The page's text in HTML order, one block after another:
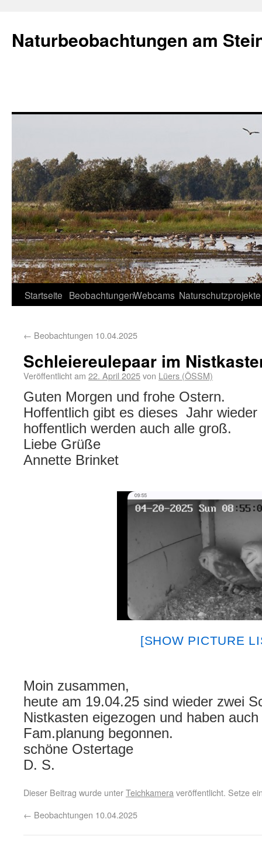
Naturbeobachtungen am
Startseite BeobachtungenWebcams Naturschutzprojekte
← Beobachtungen 10.04.2025
Schleiereulepaar im
Veröffentlicht am 22. April 2025von Lüers (ÖSSM)
Guten Morgen und frohe Ostern.
Hoffentlich gibt es dieses Jahr wieder
hoffentlich werden auch alle groß.
Liebe Grüße
Annette Brinket
[SHOW PICTURE
Moin zusammen,
heute am 19.04.25 sind wieder zwei
Nistkasten eigezogen und haben
Fam.planung begonnen.
schöne Ostertage
D. S.
Dieser Beitrag wurde unterTeichkamera veröffentlicht. Setze
← Beobachtungen 10.04.2025